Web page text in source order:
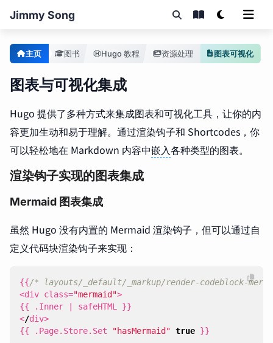
Jimmy Song
主页 图书 Hugo 教程 资源处理 图表可视化
图表与可视化集成
Hugo 提供了多种方式来集成图表和可视化工具，让你的内
容更加生动和易于理解。通过渲染钩子和 Shortcodes，你
可以轻松地在 Markdown 内容中嵌入各种类型的图表。
渲染钩子实现的图表集成
Mermaid 图表集成
虽然 Hugo 没有内置的 Mermaid 渲染钩子，但可以通过自
定义代码块渲染钩子来实现：
{{/* layouts/_default/_markup/render-codeblock-
<div class="mermaid">
{{
. Inner safeHTML
}}
</div>
{{
. Page. Store. Set "hasMermaid" true }}